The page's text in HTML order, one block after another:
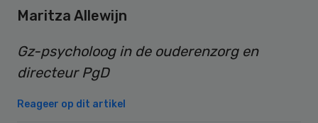
Maritza Allewijn
Gz-psycholoog in de ouderenzorg en
directeur PgD
Reageer op dit artikel